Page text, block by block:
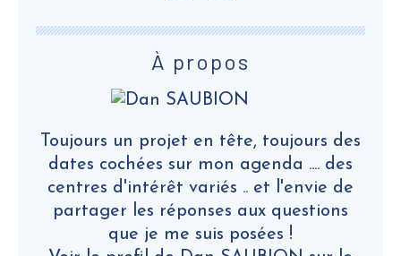
À propos
Toujours un projet en tête, toujours des
dates cochées sur mon agenda .... des
centres d'intérêt variés .. et l'envie de
partager les réponses aux questions
que je me suis posées !